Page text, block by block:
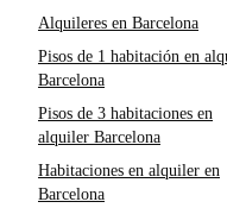
Alquileres en Barcelona
Pisos de 1 habitación en
Barcelona
Pisos de 3 habitaciones en
alquiler Barcelona
Habitaciones en alquiler en
Barcelona